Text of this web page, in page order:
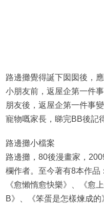
路邊攤覺得誕下囡囡後，
小朋友前，返屋企第一件
朋友後，返屋企第一件事
寵物嘅家長，睇完BB後記
路邊攤小檔案
路邊攤，80後漫畫家，
欄作者。至今著有8本作品
《愈懶惰愈快樂》、《愈
B》、《笨蛋是怎樣煉成